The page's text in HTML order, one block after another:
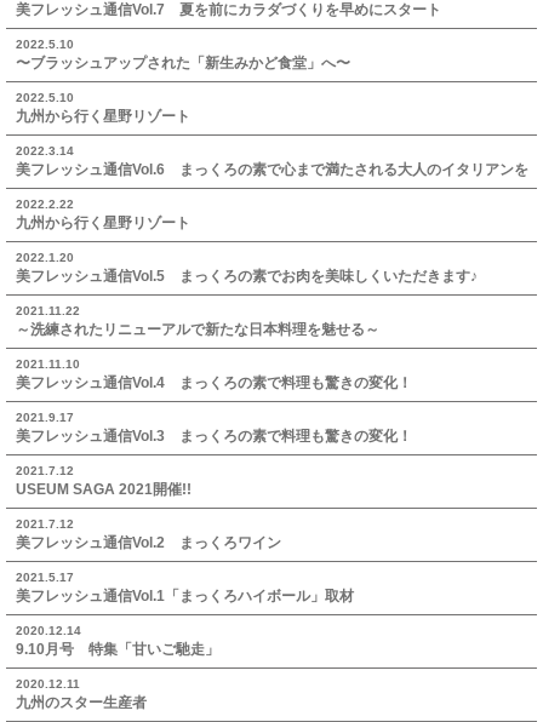
美フレッシュ通信Vol.7 夏を前にカラダづくりを早めにスタート
2022.5.10
〜ブラッシュアップされた「新生みかど食堂」へ〜
2022.5.10
九州から行く星野リゾート
2022.3.14
美フレッシュ通信Vol.6 まっくろの素で心まで満たされる大人のイタリアンを
2022.2.22
九州から行く星野リゾート
2022.1.20
美フレッシュ通信Vol.5 まっくろの素でお肉を美味しくいただきます♪
2021.11.22
～洗練されたリニューアルで新たな日本料理を魅せる～
2021.11.10
美フレッシュ通信Vol.4 まっくろの素で料理も驚きの変化！
2021.9.17
美フレッシュ通信Vol.3 まっくろの素で料理も驚きの変化！
2021.7.12
USEUM SAGA 2021開催!!
2021.7.12
美フレッシュ通信Vol.2 まっくろワイン
2021.5.17
美フレッシュ通信Vol.1「まっくろハイボール」取材
2020.12.14
9.10月号 特集「甘いご馳走」
2020.12.11
九州のスター生産者